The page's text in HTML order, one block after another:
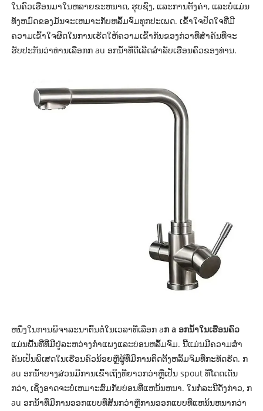
ໃນຄົວເຮືອນມາໃນຫລາຍຂະຫນາດ, ຮູບຊົງ, ແລະການຕັ້ງຄ່າ, ແລະບໍ່ແມ່ນ
ທັງຫມົດຂອງມັນຈະເຫມາະກັບຫລົ້ມຈົມທຸກປະເພດ. ເຂົ້າໃຈປັດໃຈທີ່ມີ
ຄວາມເຂົ້າໃຈຜິດໃນການເຮັດໃຫ້ຄວາມເຂົ້າກັນຂອງກ່ວາທີ່ສໍາຄັນທີ່ຈະ
ຮັບປະກັນວ່າທ່ານເລືອກກ au ອກນ້ໍາທີ່ດີເລີດສໍາລັບເຮືອນຄົວຂອງທ່ານ.
ຫນຶ່ງໃນການພິຈາລະນາຕົ້ນຕໍໃນເວລາທີ່ເລືອກ aກ a ອກນ້ໍາໃນເຮືອນຄົວ
ແມ່ນພື້ນທີ່ທີ່ມີຢູ່ລະຫວ່າງກໍາແພງແລະບ່ອນຫລົ້ມຈົມ. ນີ້ແມ່ນມີຄວາມສໍາ
ຄັນເປັນພິເສດໃນເຮືອນຄົວນ້ອຍຫຼືຜູ້ທີ່ມີການຕິດຕັ້ງຫລົ້ມຈົມທີ່ກະທັດຮັດ. ກ
au ອກນ້ໍາບາງສ່ວນມີການເຂົ້າເຖິງທີ່ຍາວກວ່າຫຼືເປັນ spout ທີ່ໂດດເດັ່ນ
ກວ່າ, ເຊິ່ງອາດຈະບໍ່ເຫມາະສົມກັບບ່ອນທີ່ແຫນ້ນຫນາ. ໃນກໍລະນີດັ່ງກ່າວ, ກ
au ອກນ້ໍາທີ່ມີການອອກແບບທີ່ສັ້ນກວ່າຫຼືການອອກແບບທີ່ແຫນ້ນຫນາກວ່າ